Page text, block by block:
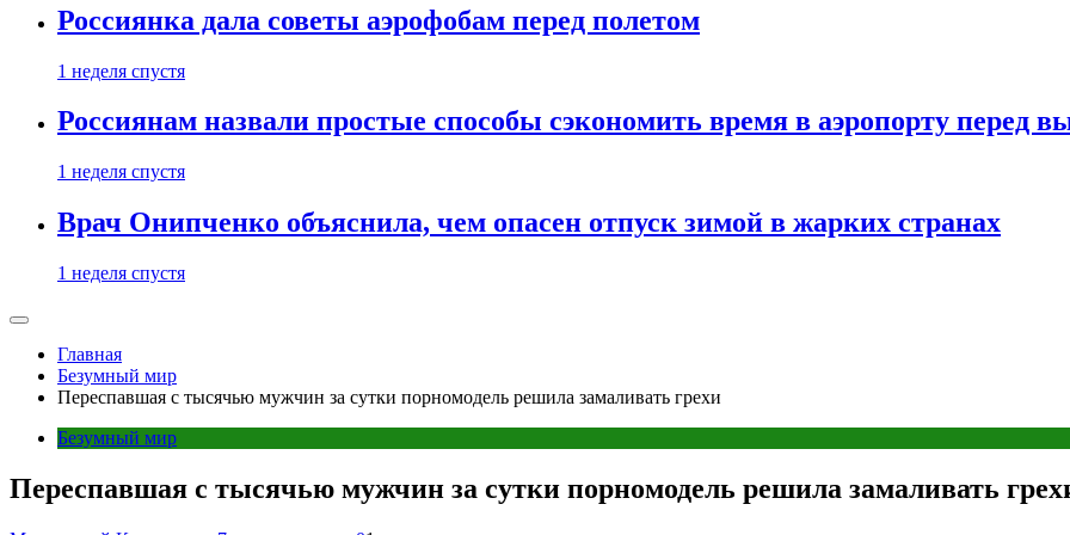
Россиянка дала советы аэрофобам перед полетом
1 неделя спустя
Россиянам назвали простые способы сэкономить время в аэропорту перед
1 неделя спустя
Врач Онипченко объяснила, чем опасен отпуск зимой в жарких странах
1 неделя спустя
Главная
Безумный мир
Переспавшая с тысячью мужчин за сутки порномодель решила замаливать грехи
Безумный мир
Переспавшая с тысячью мужчин за сутки порномодель решила замаливать